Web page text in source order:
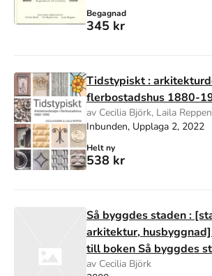
Begagnad
345 kr
Tidstypiskt :
flerbostadshus 1880-
av Cecilia Björk, Laila Reppen
Inbunden, Upplaga 2, 2022
Helt ny
538 kr
Så byggdes staden :
arkitektur,
till boken Så byggdes
av Cecilia Björk